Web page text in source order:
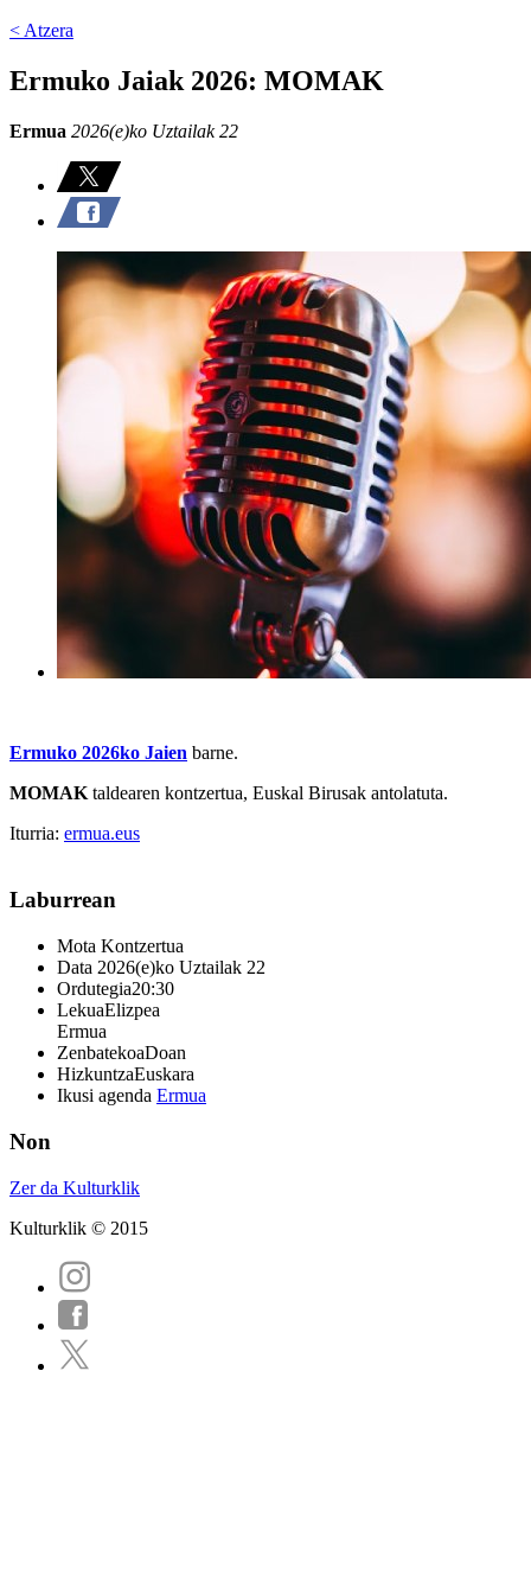
< Atzera
Ermuko Jaiak 2026: MOMAK
Ermua 2026(e)ko Uztailak 22
Ermuko 2026ko Jaien barne.
MOMAK taldearen kontzertua, Euskal Birusak antolatuta.
Iturria: ermua.eus
Laburrean
Mota Kontzertua
Data 2026(e)ko Uztailak 22
Ordutegia20:30
LekuaElizpea
Ermua
ZenbatekoaDoan
HizkuntzaEuskara
Ikusi agenda Ermua
Non
Zer da Kulturklik
Kulturklik © 2015